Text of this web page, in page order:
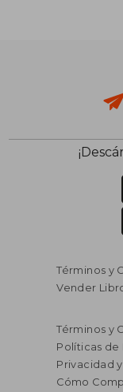
Términos y
Vender
Términos y
Políticas
Privacidad
Cómo